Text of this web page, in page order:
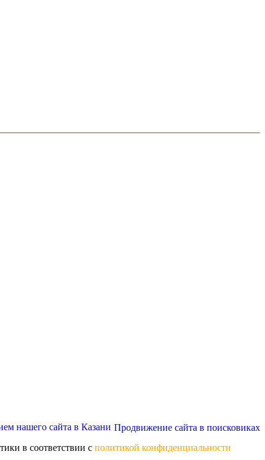
Продвижение сайта в поисковиках
в соответствии с политикой конфиденциальности